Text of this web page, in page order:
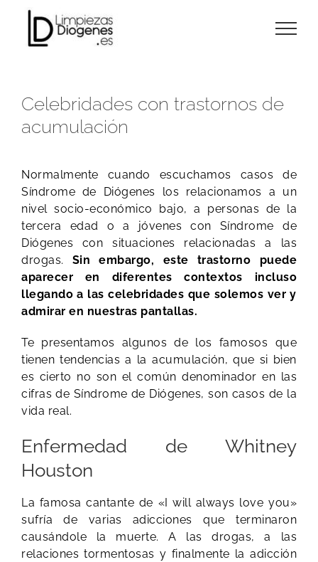
content
Celebridades con trastornos de
acumulación
Normalmente cuando escuchamos casos de
Síndrome de Diógenes los relacionamos a un
nivel socio-económico bajo, a personas de la
tercera edad o a jóvenes con Síndrome de
Diógenes con situaciones relacionadas a las
drogas. Sin embargo, este trastorno puede
aparecer en diferentes contextos incluso
llegando a las celebridades que solemos ver y
admirar en nuestras pantallas.
Te presentamos algunos de los famosos que
tienen tendencias a la acumulación, que si bien
es cierto no son el común denominador en las
cifras de Síndrome de Diógenes, son casos de la
vida real.
Enfermedad de Whitney
Houston
La famosa cantante de «I will always love you»
sufría de varias adicciones que terminaron
causándole la muerte. A las drogas, a las
relaciones tormentosas y finalmente la adicción